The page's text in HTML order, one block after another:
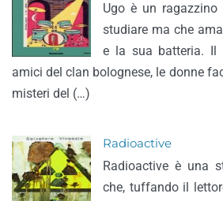
Ugo è un
studiare ma che
e la sua batteria. Il
amici del clan bolognese, le donne
misteri del (…)
Radioactive
Radioactive è una
che, tuffando il